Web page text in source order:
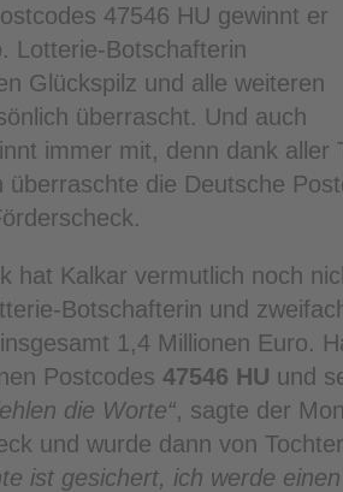
47546 HU gewinnt er
Lotterie-Botschafterin
Glückspilz und alle weiteren
überrascht. Und auch
immer mit, denn dank aller
überraschte die Deutsche
hat Kalkar vermutlich noch
Botschafterin und
1,4 Millionen Euro.
Postcodes 47546 HU und
die Worte“, sagte der
und wurde dann von
ist gesichert, ich werde